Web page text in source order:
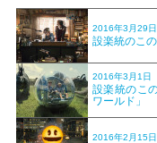
2016年3月29日
設楽統のこ
2016年3月1日
設楽統のこ
ワールド」
2016年2月15日